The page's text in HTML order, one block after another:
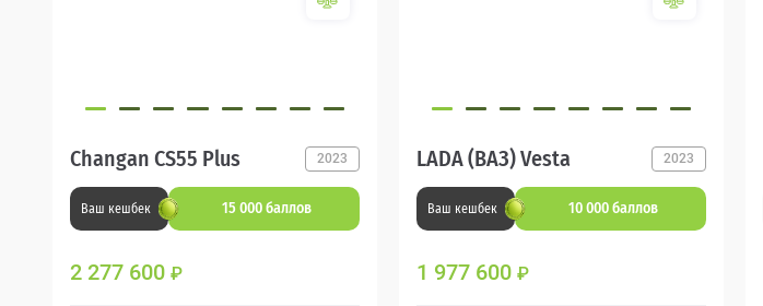
Changan CS55 Plus 2023
Ваш кешбек 15 000 баллов
2 277 600 ₽
LADA (ВАЗ) Vesta 2023
Ваш кешбек 10 000 баллов
1 977 600 ₽